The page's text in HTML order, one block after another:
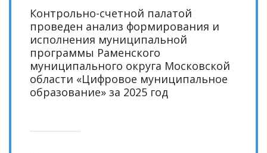
Контрольно-счетной палатой
проведен анализ формирования и
исполнения муниципальной
программы Раменского
муниципального округа Московской
области «Цифровое муниципальное
образование» за 2025 год